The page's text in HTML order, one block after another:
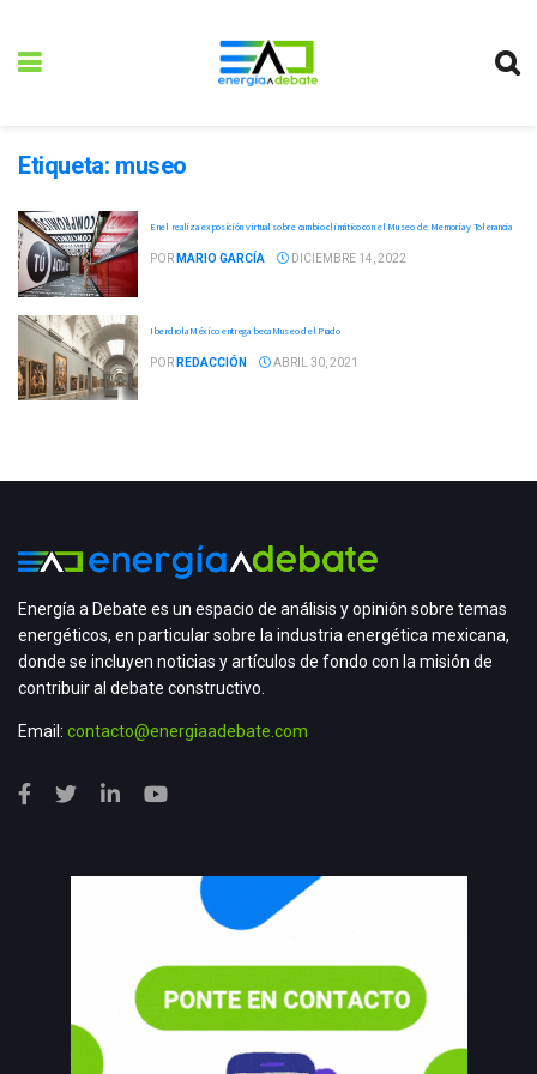
Etiqueta: museo
Enel realiza exposición virtual sobre cambio climático con el Museo de Memoria y Tolerancia
POR MARIO GARCÍA DICIEMBRE 14, 2022
Iberdrola México entrega beca Museo del Prado
POR REDACCIÓN ABRIL 30, 2021
Energía a Debate es un espacio de análisis y opinión sobre temas
energéticos, en particular sobre la industria energética mexicana,
donde se incluyen noticias y artículos de fondo con la misión de
contribuir al debate constructivo.
Email: contacto@energiaadebate.com